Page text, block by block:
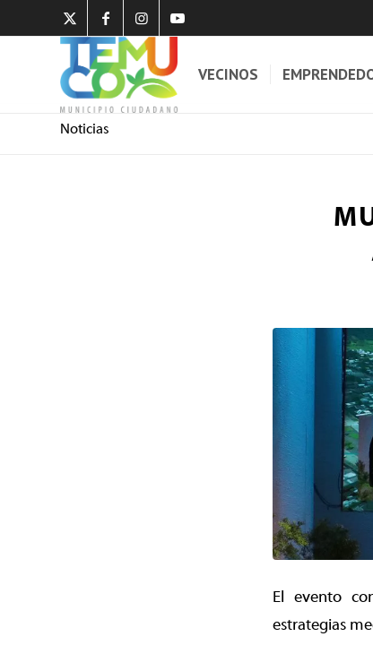
VECINOS
Noticias
El evento
estrategias